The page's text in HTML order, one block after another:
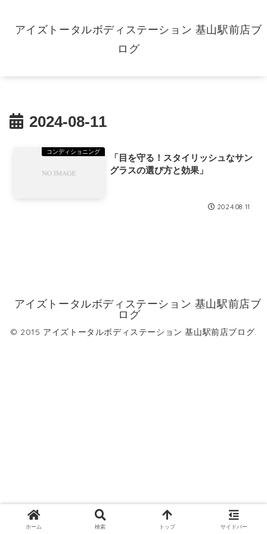
アイズトータルボディステーション 基山駅前店ブ
ログ
2024-08-11
コンディショニング
「目を守る！スタイリッシュなサン
グラスの選び方と効果」
2024.08.11
アイズトータルボディステーション 基山駅前店ブ
ログ
© 2015 アイズトータルボディステーション 基山駅前店ブログ.
ホーム 検索 トップ サイドバー